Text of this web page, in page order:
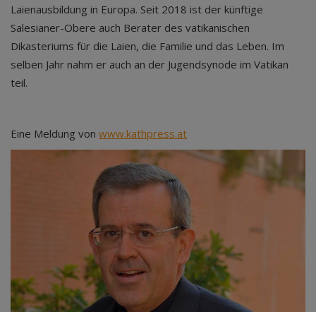
Laienausbildung in Europa. Seit 2018 ist der künftige
Salesianer-Obere auch Berater des vatikanischen
Dikasteriums für die Laien, die Familie und das Leben. Im
selben Jahr nahm er auch an der Jugendsynode im Vatikan
teil.
Eine Meldung von www.kathpress.at